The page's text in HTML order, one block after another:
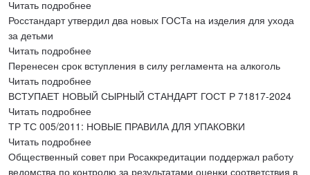
Читать подробнее
Росстандарт утвердил два новых ГОСТа на изделия для ухода
за детьми
Читать подробнее
Перенесен срок вступления в силу регламента на алкоголь
Читать подробнее
ВСТУПАЕТ НОВЫЙ СЫРНЫЙ СТАНДАРТ ГОСТ Р 71817-2024
Читать подробнее
ТР ТС 005/2011: НОВЫЕ ПРАВИЛА ДЛЯ УПАКОВКИ
Читать подробнее
Общественный совет при Росаккредитации поддержал работу
ведомства по контролю за результатами оценки соответствия в